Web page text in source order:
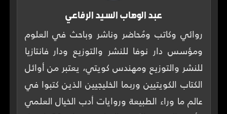
عن الموقع
ENGLISH
عبد الوهاب السيد الرفاعي
روائي وكاتب ومُحاضر وناشر وباحث في العلوم
ومؤسس دار نوفا للنشر والتوزيع ودار فانتازيا
للنشر والتوزيع ومهندس كويتي، يعتبر من أوائل
الكتاب الكويتيين وربما الخليجيين الذين كتبوا في
عالم ما وراء الطبيعة وروايات أدب الخيال العلمي